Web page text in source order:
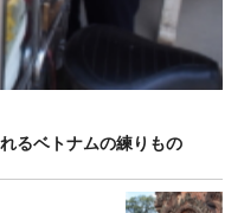
るベトナムの練りもの